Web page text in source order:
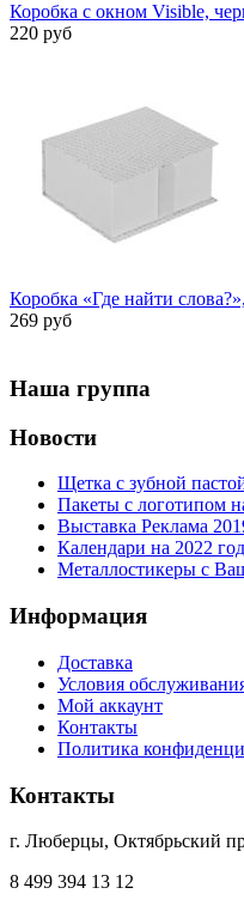
Коробка с окном Visible,
220 руб
Коробка «Где найти
269 руб
Наша группа
Новости
Щетка с зубной
Пакеты с логотипом
Выставка Реклама
Календари на 2022
Металлостикеры с
Информация
Доставка
Условия
Мой аккаунт
Контакты
Политика
Контакты
г. Люберцы, Октябрьский
8 499 394 13 12